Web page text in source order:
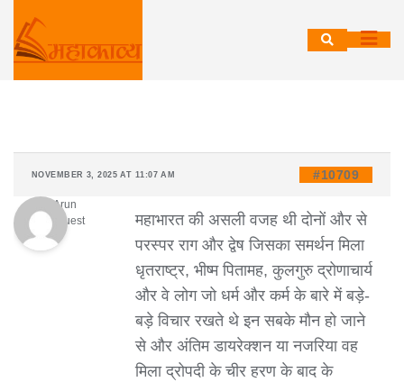
to
content
NOVEMBER 3, 2025 AT 11:07 AM #10709
Arun
Guest
महाभारत की असली वजह थी दोनों और से
परस्पर राग और द्वेष जिसका समर्थन मिला
धृतराष्ट्र, भीष्म पितामह, कुलगुरु द्रोणाचार्य
और वे लोग जो धर्म और कर्म के बारे में बड़े-
बड़े विचार रखते थे इन सबके मौन हो जाने
से और अंतिम डायरेक्शन या नजरिया वह
मिला द्रोपदी के चीर हरण के बाद के